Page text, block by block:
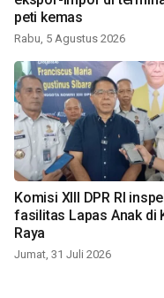
peti kemas
Rabu, 5 Agustus 2026
Komisi XIII DPR RI
fasilitas Lapas Anak di
Raya
Jumat, 31 Juli 2026